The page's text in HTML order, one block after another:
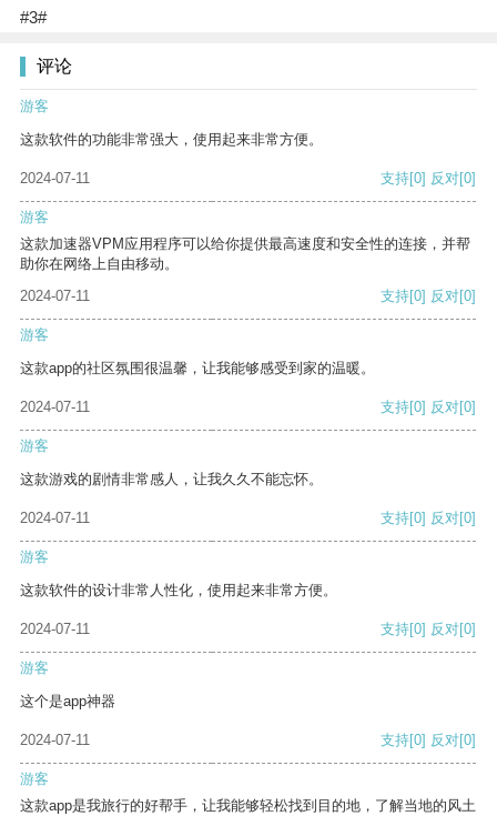
#3#
评论
游客
这款软件的功能非常强大，使用起来非常方便。
2024-07-11 支持[0] 反对[0]
游客
这款加速器VPM应用程序可以给你提供最高速度和安全性的连接，并帮
助你在网络上自由移动。
2024-07-11
支持[0] 反对[0]
游客
这款app的社区氛围很温馨，让我能够感受到家的温暖。
2024-07-11 支持[0] 反对[0]
游客
这款游戏的剧情非常感人，让我久久不能忘怀。
2024-07-11 支持[0] 反对[0]
游客
这款软件的设计非常人性化，使用起来非常方便。
2024-07-11 支持[0] 反对[0]
游客
这个是app神器
2024-07-11 支持[0] 反对[0]
游客
这款app是我旅行的好帮手，让我能够轻松找到目的地，了解当地的风土